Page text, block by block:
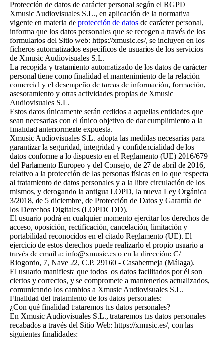
Protección de datos de carácter personal según el RGPD
Xmusic Audiovisuales S.L., en aplicación de la normativa
vigente en materia de protección de datos de carácter personal,
informa que los datos personales que se recogen a través de los
formularios del Sitio web: https://xmusic.es/, se incluyen en los
ficheros automatizados específicos de usuarios de los servicios
de Xmusic Audiovisuales S.L.
La recogida y tratamiento automatizado de los datos de carácter
personal tiene como finalidad el mantenimiento de la relación
comercial y el desempeño de tareas de información, formación,
asesoramiento y otras actividades propias de Xmusic
Audiovisuales S.L.
Estos datos únicamente serán cedidos a aquellas entidades que
sean necesarias con el único objetivo de dar cumplimiento a la
finalidad anteriormente expuesta.
Xmusic Audiovisuales S.L. adopta las medidas necesarias para
garantizar la seguridad, integridad y confidencialidad de los
datos conforme a lo dispuesto en el Reglamento (UE) 2016/679
del Parlamento Europeo y del Consejo, de 27 de abril de 2016,
relativo a la protección de las personas físicas en lo que respecta
al tratamiento de datos personales y a la libre circulación de los
mismos, y derogando la antigua LOPD, la nueva Ley Orgánica
3/2018, de 5 diciembre, de Protección de Datos y Garantía de
los Derechos Digitales (LOPDGDD).
El usuario podrá en cualquier momento ejercitar los derechos de
acceso, oposición, rectificación, cancelación, limitación y
portabilidad reconocidos en el citado Reglamento (UE). El
ejercicio de estos derechos puede realizarlo el propio usuario a
través de email a: info@xmusic.es o en la dirección: C/
Riogordo, 7, Nave 22, C.P. 29160 - Casabermeja (Málaga).
El usuario manifiesta que todos los datos facilitados por él son
ciertos y correctos, y se compromete a mantenerlos actualizados,
comunicando los cambios a Xmusic Audiovisuales S.L.
Finalidad del tratamiento de los datos personales:
¿Con qué finalidad trataremos tus datos personales?
En Xmusic Audiovisuales S.L., trataremos tus datos personales
recabados a través del Sitio Web: https://xmusic.es/, con las
siguientes finalidades: